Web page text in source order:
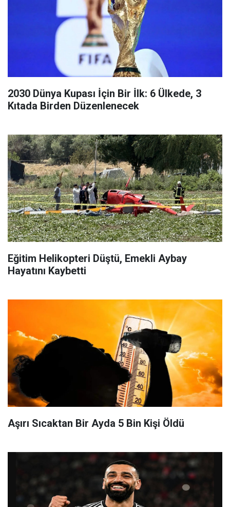
2030 Dünya Kupası İçin Bir İlk: 6 Ülkede, 3
Kıtada Birden Düzenlenecek
Eğitim Helikopteri Düştü, Emekli Aybay
Hayatını Kaybetti
Aşırı Sıcaktan Bir Ayda 5 Bin Kişi Öldü